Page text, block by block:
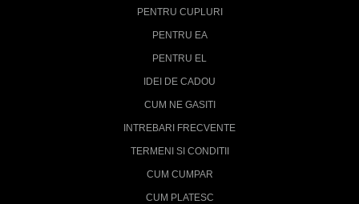
PENTRU CUPLURI
PENTRU EA
PENTRU EL
IDEI DE CADOU
CUM NE GASITI
INTREBARI FRECVENTE
TERMENI SI CONDITII
CUM CUMPAR
CUM PLATESC